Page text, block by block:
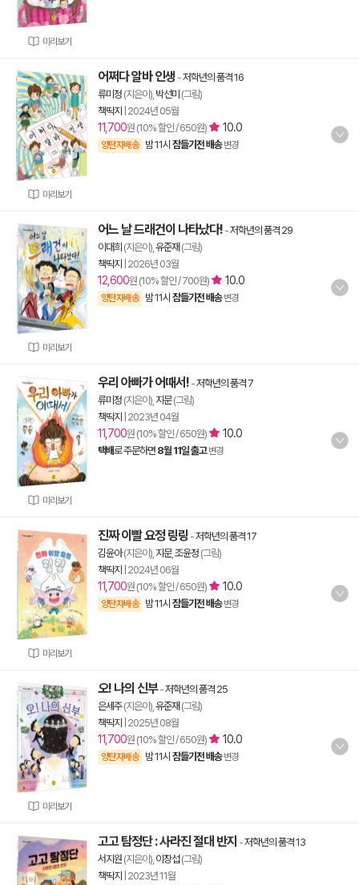
미리보기
미리보기
어쩌다 알바 인생 -저학년의 품격 16
류미정 (지은이), 박선미 (그림)
책딱지
2024년 05월
11,700원 (10% 할인 / 650원) 10.0
양탄자배송 밤 11시 잠들기전 배송 변경
미리보기
어느 날 드래건이 나타났다! -저학년의 품격 29
이대희 (지은이), 유준재 (그림)
책딱지
2026년 03월
12,600원 (10% 할인 / 700원) 10.0
양탄자배송 밤 11시 잠들기전 배송 변경
미리보기
우리 아빠가 어때서! -저학년의 품격 7
류미정 (지은이), 지문(그림)
책딱지
2023년 04월
11,700원 (10% 할인 / 650원) 10.0
택배로 주문하면 8월 11일 출고 변경
미리보기
진짜 이빨 요정 링링 -저학년의 품격 17
김윤아(지은이), 지문, 조윤정 (그림)
책딱지
2024년 06월
11,700원 (10% 할인 / 650원) 10.0
양탄자배송 밤 11시 잠들기전 배송 변경
미리보기
오! 나의 신부-저학년의 품격 25
은세주(지은이), 유준재 (그림)
책딱지
2025년 08월
11,700원 (10% 할인 / 650원) 10.0
양탄자배송 밤 11시 잠들기전 배송 변경
고고 탐정단 : 사라진 절대 반지 -저학년의 품격 13
서지원 (지은이), 이창섭(그림)
책딱지
2023년 11월